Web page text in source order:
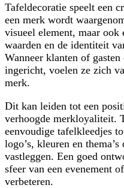
Tafeldecoratie speelt een
een merk wordt
visueel element, maar ook
waarden en de identiteit
Wanneer klanten of
ingericht, voelen ze zich
merk.
Dit kan leiden tot een
verhoogde merkloyaliteit.
eenvoudige tafelkleedjes
logo’s, kleuren en
vastleggen. Een goed
sfeer van een evenement
verbeteren.